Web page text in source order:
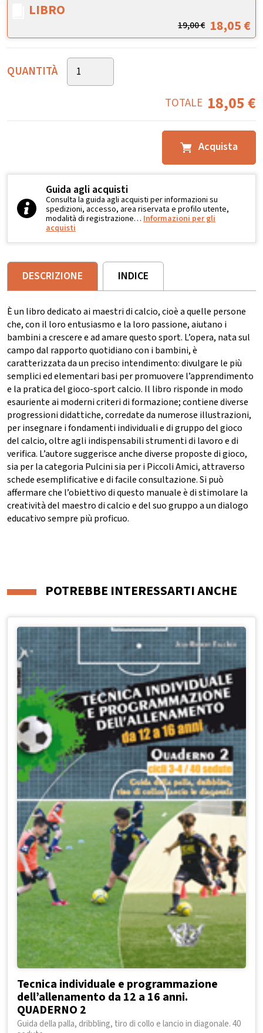
LIBRO
19,00€ 18,05€
QUANTITÀ
TOTALE 18,05€
Acquista
Guida agli acquisti
Consulta la guida agli acquisti per informazioni su
spedizioni, accesso, area riservata e profilo utente,
modalità di registrazione… Informazioni per gli
acquisti
DESCRIZIONE INDICE
È un libro dedicato ai maestri di calcio, cioè a quelle persone
che, con il loro entusiasmo e la loro passione, aiutano i
bambini a crescere e ad amare questo sport. L’opera, nata sul
campo dal rapporto quotidiano con i bambini, è
caratterizzata da un preciso intendimento: divulgare le più
semplici ed elementari basi per promuovere l’apprendimento
e la pratica del gioco-sport calcio. Il libro risponde in modo
esauriente ai moderni criteri di formazione; contiene diverse
progressioni didattiche, corredate da numerose illustrazioni,
per insegnare i fondamenti individuali e di gruppo del gioco
del calcio, oltre agli indispensabili strumenti di lavoro e di
verifica. L’autore suggerisce anche diverse proposte di gioco,
sia per la categoria Pulcini sia per i Piccoli Amici, attraverso
schede esemplificative e di facile consultazione. Si può
affermare che l’obiettivo di questo manuale è di stimolare la
creatività del maestro di calcio e del suo gruppo a un dialogo
educativo sempre più proficuo.
POTREBBE INTERESSARTI ANCHE
Tecnica individuale e programmazione
dell’allenamento da 12 a 16 anni.
QUADERNO 2
Guida della palla, dribbling, tiro di collo e lancio in diagonale. 40